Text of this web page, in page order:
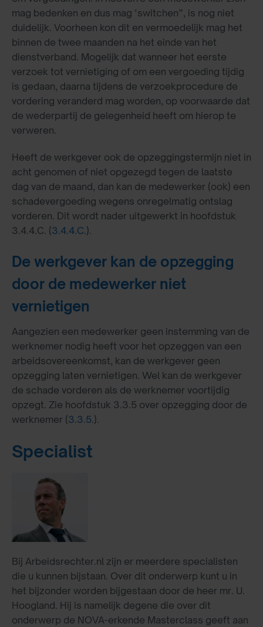
mag bedenken en dus mag ‘switchen”, is nog niet
duidelijk. Voorheen kon dit en vermoedelijk mag het
binnen de twee maanden na het einde van het
dienstverband. Mogelijk dat wanneer het eerste
verzoek tot vernietiging of om een vergoeding tijdig
is gedaan, daarna tijdens de verzoekprocedure de
vordering veranderd mag worden, op voorwaarde dat
de wederpartij de gelegenheid heeft om hierop te
verweren.
Heeft de werkgever ook de opzeggingstermijn niet in
acht genomen of niet opgezegd tegen de laatste
dag van de maand, dan kan de medewerker (ook) een
schadevergoeding wegens onregelmatig ontslag
vorderen. Dit wordt nader uitgewerkt in hoofdstuk
3.4.4.C. (3.4.4.C.).
De werkgever kan de opzegging
door de medewerker niet
vernietigen
Aangezien een medewerker geen instemming van de
werknemer nodig heeft voor het opzeggen van een
arbeidsovereenkomst, kan de werkgever geen
opzegging laten vernietigen. Wel kan de werkgever
de schade vorderen als de werknemer voortijdig
opzegt. Zie hoofdstuk 3.3.5 over opzegging door de
werknemer (3.3.5.).
Specialist
Bij Arbeidsrechter.nl zijn er meerdere specialisten
die u kunnen bijstaan. Over dit onderwerp kunt u in
het bijzonder worden bijgestaan door de heer mr. U.
Hoogland. Hij is namelijk degene die over dit
onderwerp de NOVA-erkende Masterclass geeft aan